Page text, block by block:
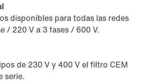
disponibles para todas las redes
/ 220 V a 3 fases / 600 V.
de 230 V y 400 V el filtro CEM
serie.